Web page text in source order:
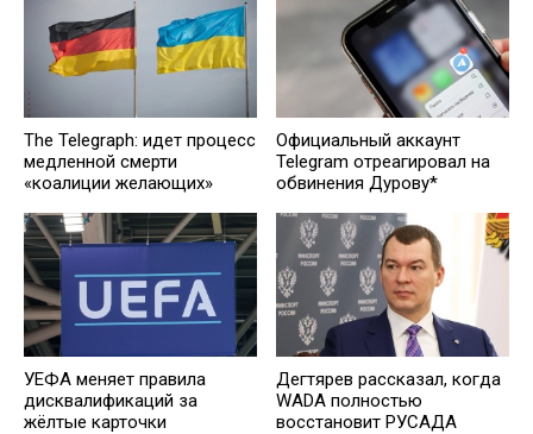
The Telegraph: идет процесс
медленной смерти
«коалиции желающих»
Официальный аккаунт
Telegram отреагировал на
обвинения Дурову*
УЕФА меняет правила
дисквалификаций за
жёлтые карточки
Дегтярев рассказал, когда
WADA полностью
восстановит РУСАДА